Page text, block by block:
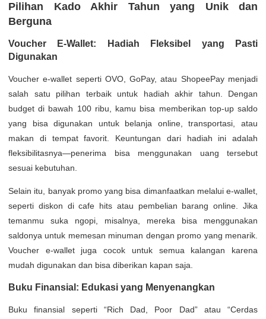
Pilihan Kado Akhir Tahun yang Unik dan
Berguna
Voucher E-Wallet: Hadiah Fleksibel yang Pasti
Digunakan
Voucher e-wallet seperti OVO, GoPay, atau ShopeePay menjadi
salah satu pilihan terbaik untuk hadiah akhir tahun. Dengan
budget di bawah 100 ribu, kamu bisa memberikan top-up saldo
yang bisa digunakan untuk belanja online, transportasi, atau
makan di tempat favorit. Keuntungan dari hadiah ini adalah
fleksibilitasnya—penerima bisa menggunakan uang tersebut
sesuai kebutuhan.
Selain itu, banyak promo yang bisa dimanfaatkan melalui e-wallet,
seperti diskon di cafe hits atau pembelian barang online. Jika
temanmu suka ngopi, misalnya, mereka bisa menggunakan
saldonya untuk memesan minuman dengan promo yang menarik.
Voucher e-wallet juga cocok untuk semua kalangan karena
mudah digunakan dan bisa diberikan kapan saja.
Buku Finansial: Edukasi yang Menyenangkan
Buku finansial seperti “Rich Dad, Poor Dad” atau “Cerdas